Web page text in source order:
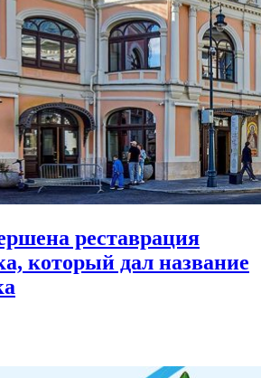
реставрация
который дал название